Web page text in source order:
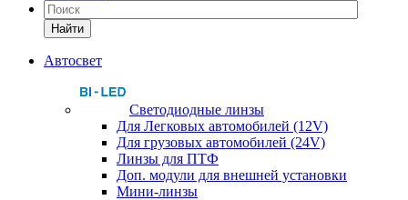
Найти
Автосвет
Светодиодные линзы
Для Легковых автомобилей (12V)
Для грузовых автомобилей (24V)
Линзы для ПТФ
Доп. модули для внешней установки
Мини-линзы